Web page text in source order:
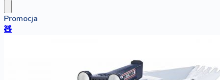
Promocja
🧸